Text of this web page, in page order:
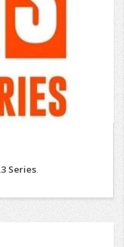
Series.